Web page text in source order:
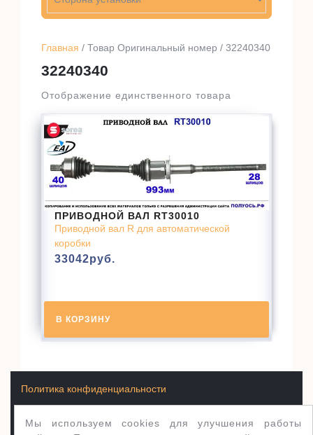
Главная / Товар Оригинальный номер / 32240340
32240340
Отображение единственного товара
ПРИВОДНОЙ ВАЛ RT30010
Приводной вал R для автоматической
коробки
33042руб.
В КОРЗИНУ
Мы используем cookies для улучшения работы
Условия продажи товаров
Политика конфиденциальности